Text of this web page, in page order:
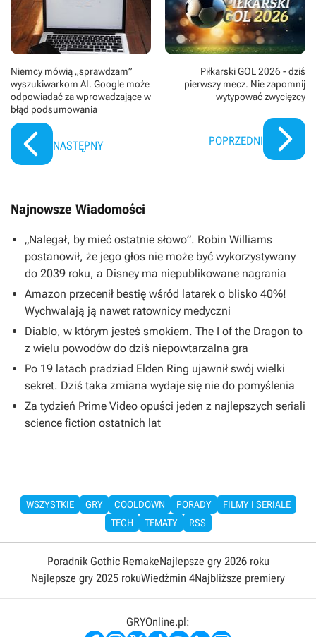
Niemcy mówią „sprawdzam”
wyszukiwarkom AI. Google może
odpowiadać za wprowadzające w
błąd podsumowania
NASTĘPNY
Piłkarski GOL 2026 - dziś
pierwszy mecz. Nie zapomnij
wytypować zwycięzcy
POPRZEDNI
Najnowsze Wiadomości
„Nalegał, by mieć ostatnie słowo”. Robin Williams
postanowił, że jego głos nie może być wykorzystywany
do 2039 roku, a Disney ma niepublikowane nagrania
Amazon przecenił bestię wśród latarek o blisko 40%!
Wychwalają ją nawet ratownicy medyczni
Diablo, w którym jesteś smokiem. The I of the Dragon to
z wielu powodów do dziś niepowtarzalna gra
Po 19 latach pradziad Elden Ring ujawnił swój wielki
sekret. Dziś taka zmiana wydaje się nie do pomyślenia
Za tydzień Prime Video opuści jeden z najlepszych seriali
science fiction ostatnich lat
WSZYSTKIE GRY COOLDOWN PORADY
FILMY I SERIALE
TECH
TEMATY RSS
Poradnik Gothic RemakeNajlepsze gry 2026 roku
Najlepsze gry 2025 rokuWiedźmin 4Najbliższe premiery
GRYOnline.pl: